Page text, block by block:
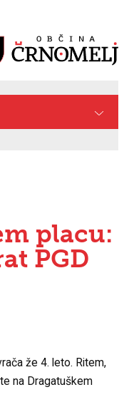
placu:
PGD
že 4. leto. Ritem,
na Dragatuškem